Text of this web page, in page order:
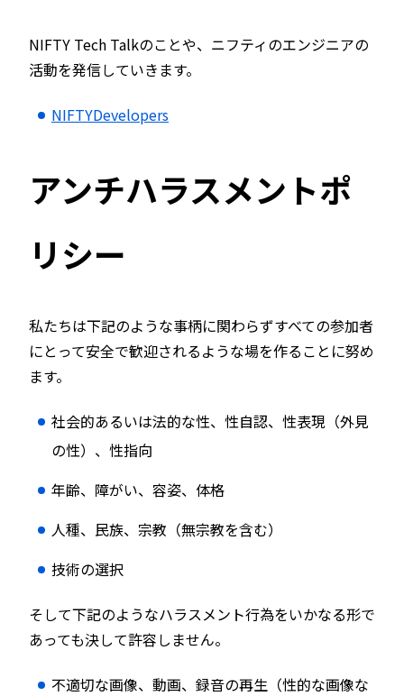
NIFTY Tech Talkのことや、ニフティのエンジニアの
活動を発信していきます。
NIFTYDevelopers
アンチハラスメントポ
リシー
私たちは下記のような事柄に関わらずすべての参加者
にとって安全で歓迎されるような場を作ることに努め
ます。
社会的あるいは法的な性、性自認、性表現（外見
の性）、性指向
年齢、障がい、容姿、体格
人種、民族、宗教（無宗教を含む）
技術の選択
そして下記のようなハラスメント行為をいかなる形で
あっても決して許容しません。
不適切な画像、動画、録音の再生（性的な画像な